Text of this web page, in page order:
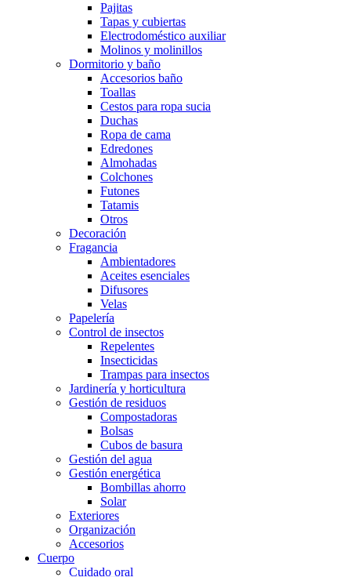
Pajitas
Tapas y cubiertas
Electrodoméstico auxiliar
Molinos y molinillos
Dormitorio y baño
Accesorios baño
Toallas
Cestos para ropa sucia
Duchas
Ropa de cama
Edredones
Almohadas
Colchones
Futones
Tatamis
Otros
Decoración
Fragancia
Ambientadores
Aceites esenciales
Difusores
Velas
Papelería
Control de insectos
Repelentes
Insecticidas
Trampas para insectos
Jardinería y horticultura
Gestión de residuos
Compostadoras
Bolsas
Cubos de basura
Gestión del agua
Gestión energética
Bombillas ahorro
Solar
Exteriores
Organización
Accesorios
Cuerpo
Cuidado oral